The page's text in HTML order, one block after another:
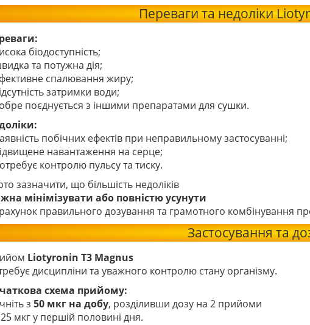
Переваги та недоліки
біодоступність;
та потужна дія;
спалювання жиру;
затримки води;
поєднується з іншими препаратами для сушки.
побічних ефектів при неправильному застосуванні;
навантаження на серце;
контролю пульсу та тиску.
зазначити, що більшість недоліків
мінімізувати або повністю усунути
правильного дозування та грамотного комбінування
Застосування та
Liotyronin T3 Magnus
дисципліни та уважного контролю стану організму.
схема прийому:
з 50 мкг на добу, розділивши дозу на 2 прийоми
мкг у першій половині дня.